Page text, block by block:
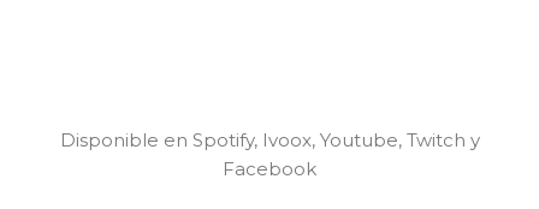
Disponible en Spotify, Ivoox, Youtube, Twitch y
Facebook